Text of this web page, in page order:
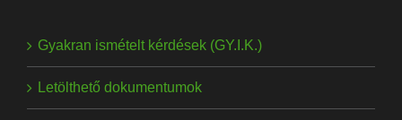
Gyakran ismételt kérdések (GY.I.K.)
Letölthető dokumentumok